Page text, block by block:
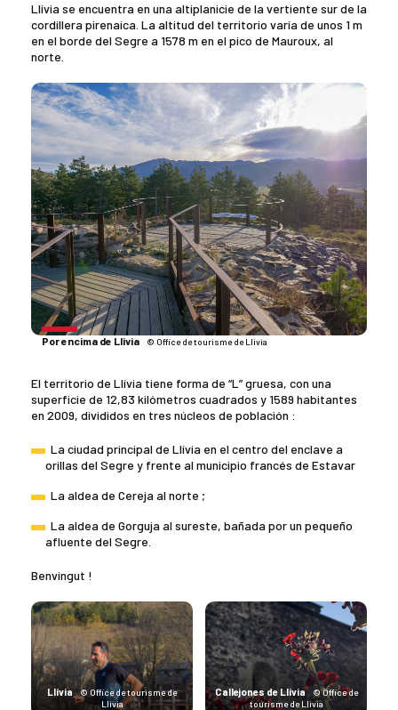
Llívia se encuentra en una altiplanicie de la vertiente sur de la
cordillera pirenaica. La altitud del territorio varía de unos 1 m
en el borde del Segre a 1578 m en el pico de Mauroux, al
norte.
Por encima de Llivia © Office de tourisme de Llivia
El territorio de Llívia tiene forma de “L” gruesa, con una
superficie de 12,83 kilómetros cuadrados y 1589 habitantes
en 2009, divididos en tres núcleos de población :
La ciudad principal de Llívia en el centro del enclave a
orillas del Segre y frente al municipio francés de Estavar
La aldea de Cereja al norte ;
La aldea de Gorguja al sureste, bañada por un pequeño
afluente del Segre.
Benvingut !
Llívia
© Office de tourisme de
Llivia
Callejones de Llívia
© Office de
tourisme de Llivia